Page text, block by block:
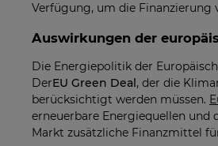
Verfügung, um die Finanzierung
Auswirkungen der
Die Energiepolitik der
DerEU Green Deal, der die
berücksichtigt werden müssen.
erneuerbare Energiequellen und
Markt zusätzliche Finanzmittel